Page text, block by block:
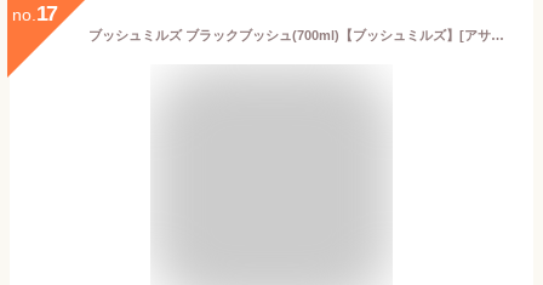
no. 17
ブッシュミルズ ブラックブッシュ(700ml)【ブッシュミルズ】[アサヒビール/ウイスキー/ブッシュミルズ]